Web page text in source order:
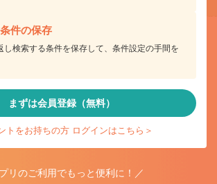
件の保存
し検索する条件を保存して、条件設定の手間を
まずは会員登録（無料）
トをお持ちの方 ログインはこちら＞
リのご利用でもっと便利に！／